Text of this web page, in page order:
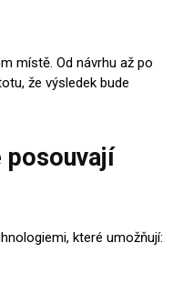
místě. Od návrhu až po
že výsledek bude
posouvají
které umožňují: